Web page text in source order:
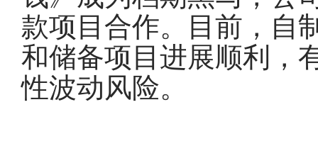
款项目合作。目前，自
和储备项目进展顺利，
性波动风险。